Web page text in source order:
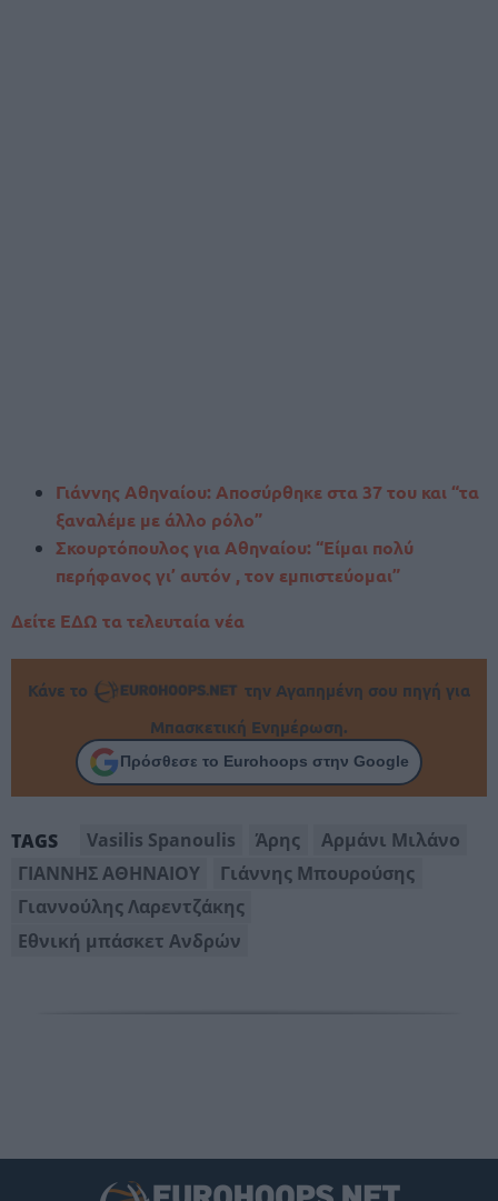
Γιάννης Αθηναίου: Αποσύρθηκε στα 37 του και “τα
ξαναλέμε με άλλο ρόλο”
Σκουρτόπουλος για Αθηναίου: “Είμαι πολύ
περήφανος γι’ αυτόν , τον εμπιστεύομαι”
Δείτε ΕΔΩ τα τελευταία νέα
Κάνε το
την Αγαπημένη σου πηγή για
Μπασκετική Ενημέρωση.
Πρόσθεσε το Eurohoops στην Google
TAGS Vasilis Spanoulis Άρης
Αρμάνι Μιλάνο
ΓΙΑΝΝΗΣ ΑΘΗΝΑΙΟΥ
Γιάννης Μπουρούσης
Γιαννούλης Λαρεντζάκης
Εθνική μπάσκετ Ανδρών